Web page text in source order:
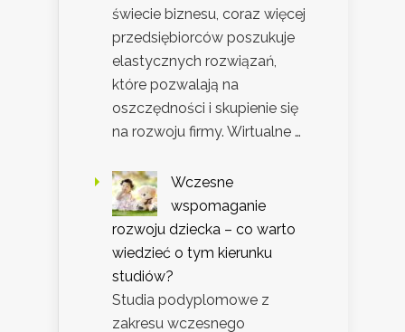
świecie biznesu, coraz więcej
przedsiębiorców poszukuje
elastycznych rozwiązań,
które pozwalają na
oszczędności i skupienie się
na rozwoju firmy. Wirtualne …
Wczesne
wspomaganie
rozwoju dziecka – co warto
wiedzieć o tym kierunku
studiów?
Studia podyplomowe z
zakresu wczesnego